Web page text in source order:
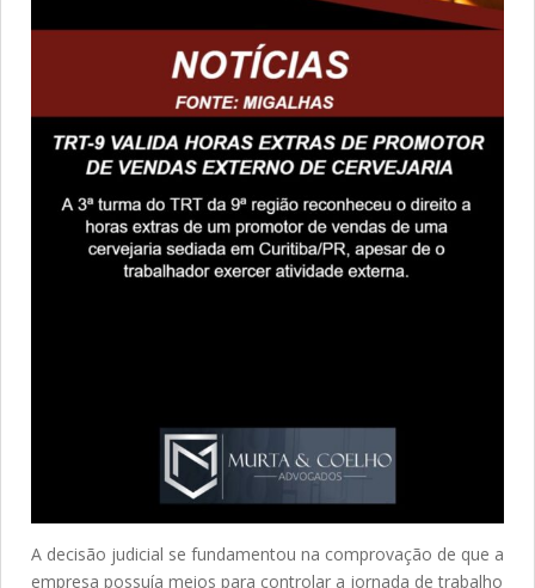
A decisão judicial se fundamentou na comprovação de que a
empresa possuía meios para controlar a jornada de trabalho